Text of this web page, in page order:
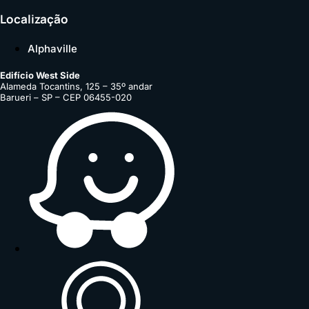
Localização
Alphaville
Edifício West Side
Alameda Tocantins, 125 – 35º andar
Barueri – SP – CEP 06455-020